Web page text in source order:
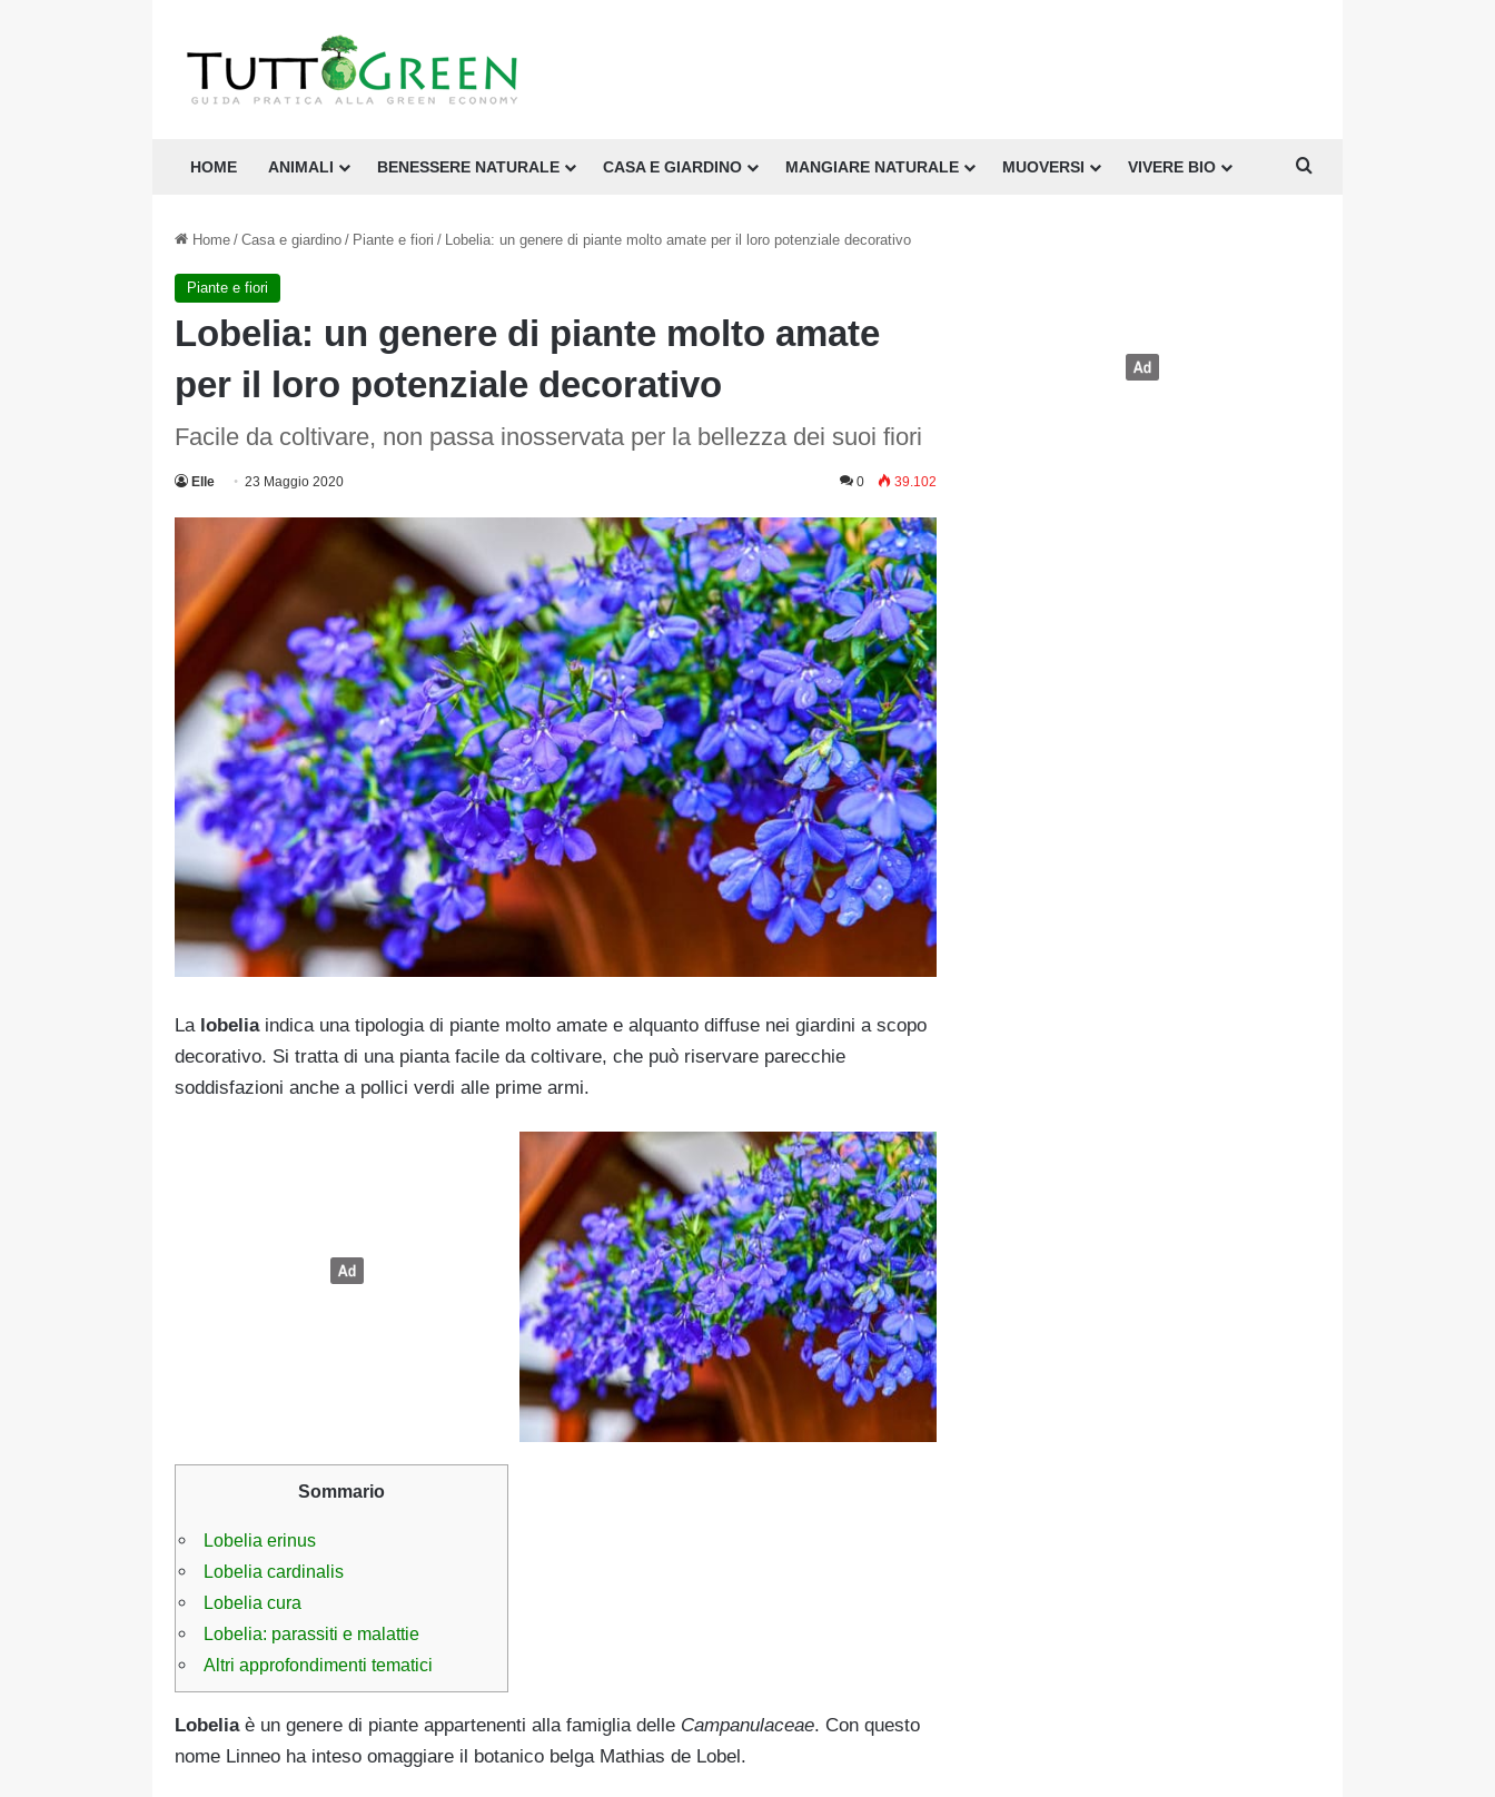
HOME ANIMALI BENESSERE NATURALE CASA E GIARDINO MANGIARE NATURALE MUOVERSI VIVERE BIO
Home / Casa e giardino / Piante e fiori / Lobelia: un genere di piante molto amate per il loro potenziale decorativo
Piante e fiori
Lobelia: un genere di piante molto amate
per il loro potenziale decorativo
Facile da coltivare, non passa inosservata per la bellezza dei suoi fiori
Elle 23 Maggio 2020 0 39.102
La lobeliaindica una tipologia di piante molto amate e alquanto diffuse nei giardini a scopo
decorativo. Si tratta di una pianta facile da coltivare, che può riservare parecchie
soddisfazioni anche a pollici verdi alle prime armi.
Sommario
Lobelia erinus
Lobelia cardinalis
Lobelia cura
Lobelia: parassiti e malattie
Altri approfondimenti tematici
Lobeliaè un genere di piante appartenenti alla famiglia delle Campanulaceae. Con questo
nome Linneo ha inteso omaggiare il botanico belga Mathias de Lobel.